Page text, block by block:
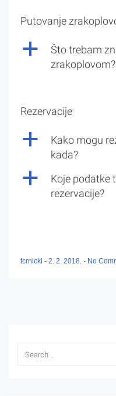
Putovanje
a
Što trebam
zrakoplovom?
Rezervacije
a
Kako mogu
kada?
a
Koje podatke
rezervacije?
tcrnicki - 2. 2. 2018. - No